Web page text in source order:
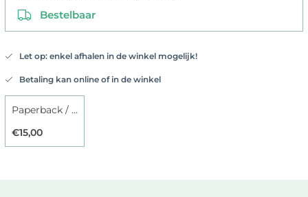
Bestelbaar
Let op: enkel afhalen in de winkel mogelijk!
Betaling kan online of in de winkel
Paperback / softback
€15,00